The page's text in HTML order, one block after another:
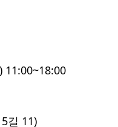
11:00~18:00
길 11)